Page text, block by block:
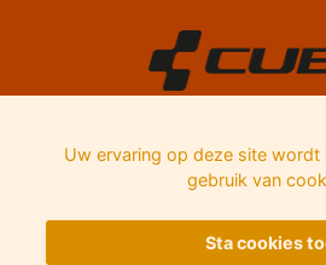
Uw ervaring op deze site
gebruik van
Sta cookies